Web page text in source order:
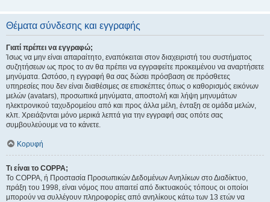
Θέματα σύνδεσης και εγγραφής
Γιατί πρέπει να εγγραφώ;
Ίσως να μην είναι απαραίτητο, εναπόκειται στον διαχειριστή του συστήματος
συζητήσεων ως προς το αν θα πρέπει να εγγραφείτε προκειμένου να αναρτήσετε
μηνύματα. Ωστόσο, η εγγραφή θα σας δώσει πρόσβαση σε πρόσθετες
υπηρεσίες που δεν είναι διαθέσιμες σε επισκέπτες όπως ο καθορισμός εικόνων
μελών (avatars), προσωπικά μηνύματα, αποστολή και λήψη μηνυμάτων
ηλεκτρονικού ταχυδρομείου από και προς άλλα μέλη, ένταξη σε ομάδα μελών,
κλπ. Χρειάζονται μόνο μερικά λεπτά για την εγγραφή σας οπότε σας
συμβουλεύουμε να το κάνετε.
Κορυφή
Τι είναι το COPPA;
Το COPPA, ή Προστασία Προσωπικών Δεδομένων Ανηλίκων στο Διαδίκτυο,
πράξη του 1998, είναι νόμος που απαιτεί από δικτυακούς τόπους οι οποίοι
μπορούν να συλλέγουν πληροφορίες από ανηλίκους κάτω των 13 ετών να